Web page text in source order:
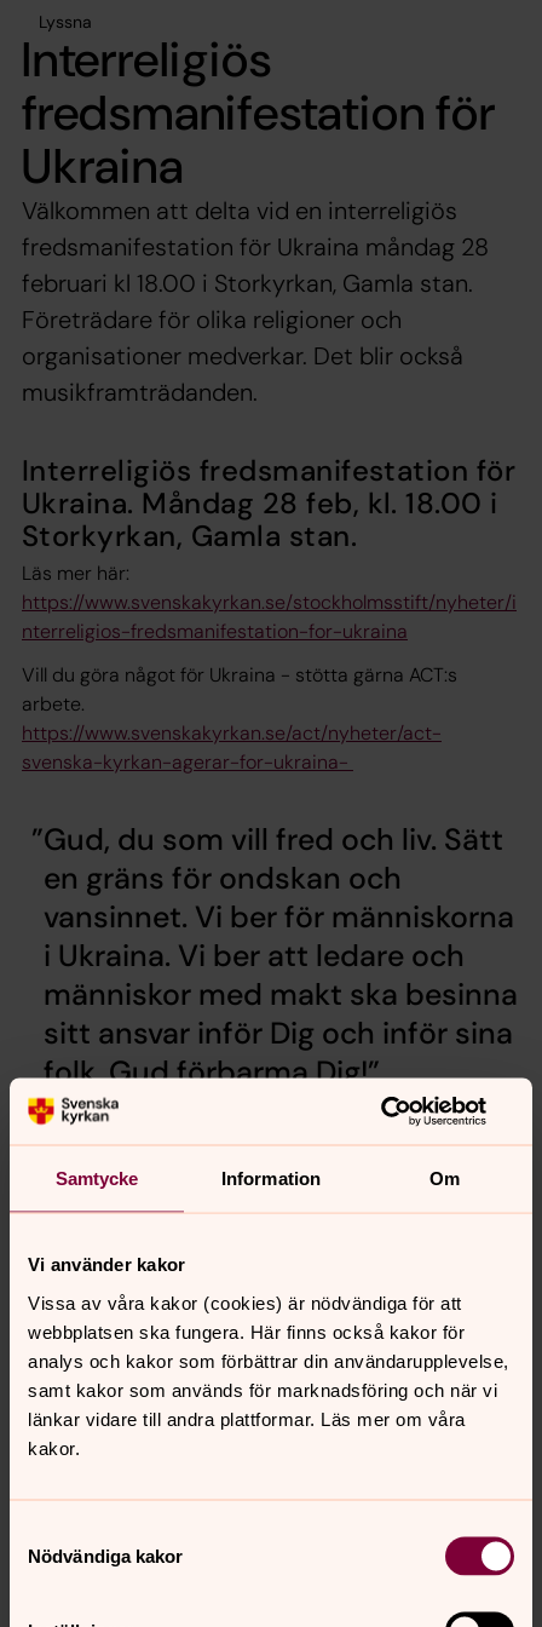
Samtycke Information Om
Vi använder kakor
Vissa av våra kakor (cookies) är nödvändiga för att
webbplatsen ska fungera. Här finns också kakor för
analys och kakor som förbättrar din användarupplevelse,
samt kakor som används för marknadsföring och när vi
länkar vidare till andra plattformar. Läs mer om våra
kakor.
Nödvändiga kakor
Lyssna
Interreligiös
fredsmanifestation för
Ukraina
Välkommen att delta vid en interreligiös
fredsmanifestation för Ukraina måndag 28
februari kl 18.00 i Storkyrkan, Gamla stan.
Företrädare för olika religioner och
organisationer medverkar. Det blir också
musikframträdanden.
Interreligiös fredsmanifestation för
Ukraina. Måndag 28 feb, kl. 18.00 i
Storkyrkan, Gamla stan.
Läs mer här:
https://www.svenskakyrkan.se/stockholmsstift/nyheter/i
nterreligios-fredsmanifestation-for-ukraina
Vill du göra något för Ukraina - stötta gärna ACT:s
arbete.
https://www.svenskakyrkan.se/act/nyheter/act-
svenska-kyrkan-agerar-for-ukraina-
Gud, du som vill fred och liv. Sätt
en gräns för ondskan och
vansinnet. Vi ber för människorna
i Ukraina. Vi ber att ledare och
människor med makt ska besinna
sitt ansvar inför Dig och inför sina
folk. Gud förbarma Dig!
Biskop Andreas, bön för Ukraina